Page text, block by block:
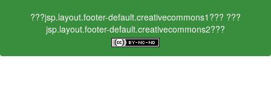
???jsp.layout.footer-default.creativecommons1??? ???
jsp.layout.footer-default.creativecommons2???